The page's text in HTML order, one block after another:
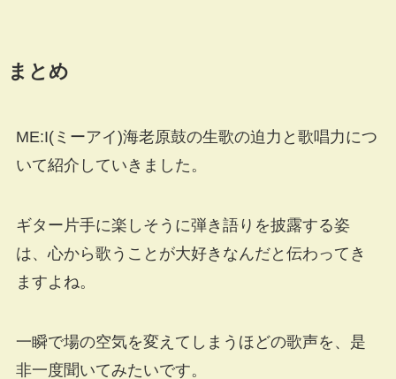
まとめ
ME:I(ミーアイ)海老原鼓の生歌の迫力と歌唱力につ
いて紹介していきました。
ギター片手に楽しそうに弾き語りを披露する姿
は、心から歌うことが大好きなんだと伝わってき
ますよね。
一瞬で場の空気を変えてしまうほどの歌声を、是
非一度聞いてみたいです。